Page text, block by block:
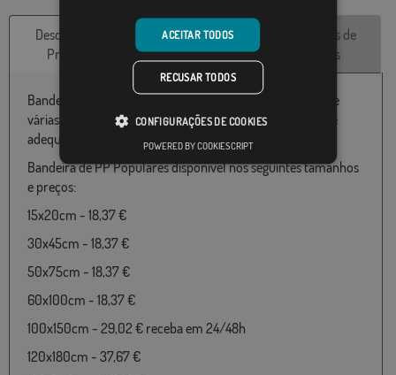
Descrição do
Produto
Características
técnicas
Avaliações de
clientes
Bandeira do PP Populares disponível em 100% poliéster e
várias medidas de 060X100 até 180x300 particularmente
adequado para uso ao ar livre.
Bandeira de PP Populares disponível nos seguintes tamanhos
e preços:
15x20cm - 18,37 €
30x45cm - 18,37 €
50x75cm - 18,37 €
60x100cm - 18,37 €
100x150cm - 29,02 € receba em 24/48h
120x180cm - 37,67 €
ACEITAR TODOS
RECUSAR TODOS
CONFIGURAÇÕES DE COOKIES
POWERED BY COOKIESCRIPT